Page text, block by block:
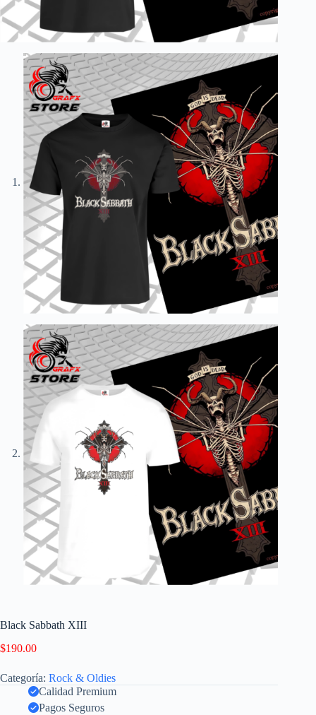
Black Sabbath XIII
$190.00
Categoría: Rock & Oldies
Calidad Premium
Pagos Seguros